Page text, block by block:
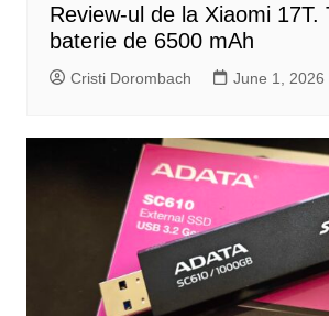
Review-ul de la Xiaomi 17T.
baterie de 6500 mAh
Cristi Dorombach June 1, 2026